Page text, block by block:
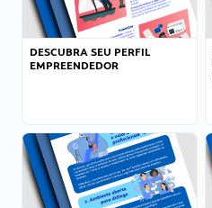
DESCUBRA SEU PERFIL
EMPREENDEDOR